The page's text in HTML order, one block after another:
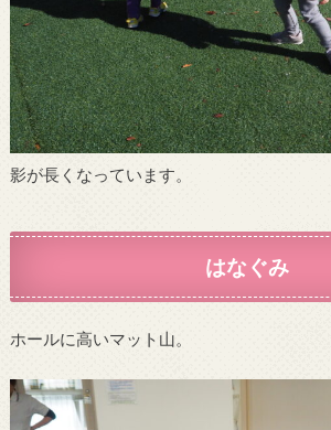
影が長くなっています。
はなぐみ
ホールに高いマット山。